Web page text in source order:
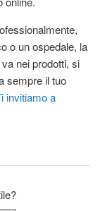
o un ospedale, la
nei prodotti, si
sempre il tuo
invitiamo a